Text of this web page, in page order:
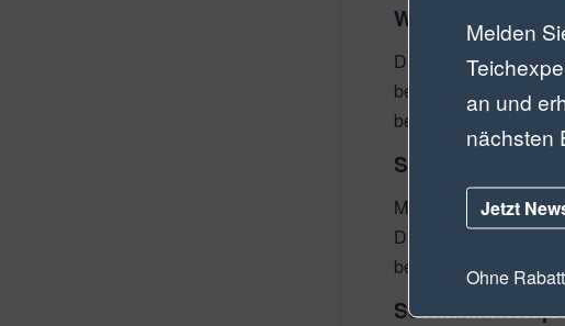
Diese speziellen
beruhigender
beeindrucken durch
Solarpumpen
Mit den Oase
Diese all-in-one-
betrieben werden.
Melden
an und
nächsten
Jetzt
Ohne